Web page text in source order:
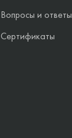
Вопросы и ответы
Сертификаты